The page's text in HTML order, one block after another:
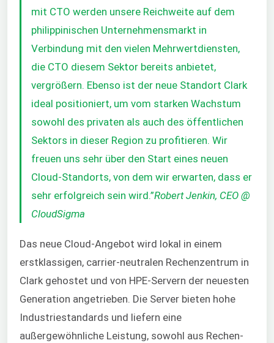
mit CTO werden unsere Reichweite auf dem
philippinischen Unternehmensmarkt in
Verbindung mit den vielen Mehrwertdiensten,
die CTO diesem Sektor bereits anbietet,
vergrößern. Ebenso ist der neue Standort Clark
ideal positioniert, um vom starken Wachstum
sowohl des privaten als auch des öffentlichen
Sektors in dieser Region zu profitieren. Wir
freuen uns sehr über den Start eines neuen
Cloud-Standorts, von dem wir erwarten, dass er
sehr erfolgreich sein wird.”Robert Jenkin, CEO @
CloudSigma
Das neue Cloud-Angebot wird lokal in einem
erstklassigen, carrier-neutralen Rechenzentrum in
Clark gehostet und von HPE-Servern der neuesten
Generation angetrieben. Die Server bieten hohe
Industriestandards und liefern eine
außergewöhnliche Leistung, sowohl aus Rechen-